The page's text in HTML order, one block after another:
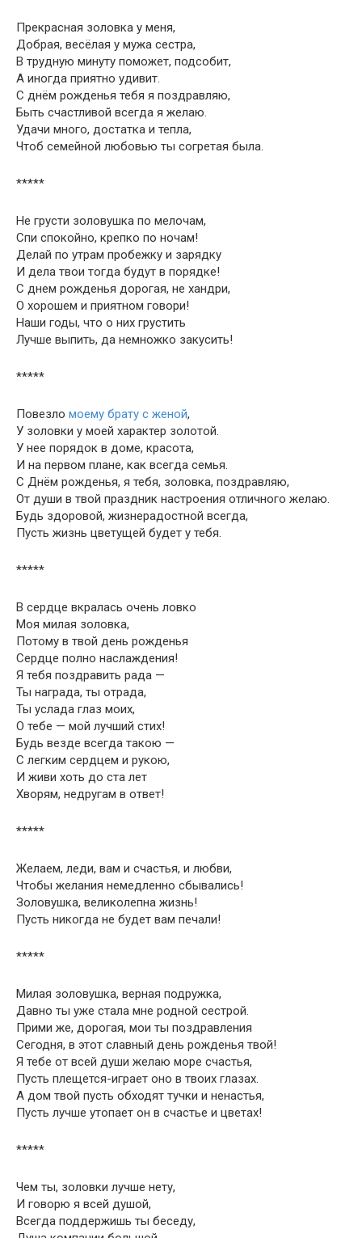
Прекрасная золовка у меня,
Добрая, весёлая у мужа сестра,
В трудную минуту поможет, подсобит,
А иногда приятно удивит.
С днём рожденья тебя я поздравляю,
Быть счастливой всегда я желаю.
Удачи много, достатка и тепла,
Чтоб семейной любовью ты согретая была.
*****
Не грусти золовушка по мелочам,
Спи спокойно, крепко по ночам!
Делай по утрам пробежку и зарядку
И дела твои тогда будут в порядке!
С днем рожденья дорогая, не хандри,
О хорошем и приятном говори!
Наши годы, что о них грустить
Лучше выпить, да немножко закусить!
*****
Повезло моему брату с женой,
У золовки у моей характер золотой.
У нее порядок в доме, красота,
И на первом плане, как всегда семья.
С Днём рожденья, я тебя, золовка, поздравляю,
От души в твой праздник настроения отличного желаю.
Будь здоровой, жизнерадостной всегда,
Пусть жизнь цветущей будет у тебя.
*****
В сердце вкралась очень ловко
Моя милая золовка,
Потому в твой день рожденья
Сердце полно наслаждения!
Я тебя поздравить рада —
Ты награда, ты отрада,
Ты услада глаз моих,
О тебе — мой лучший стих!
Будь везде всегда такою —
С легким сердцем и рукою,
И живи хоть до ста лет
Хворям, недругам в ответ!
*****
Желаем, леди, вам и счастья, и любви,
Чтобы желания немедленно сбывались!
Золовушка, великолепна жизнь!
Пусть никогда не будет вам печали!
*****
Милая золовушка, верная подружка,
Давно ты уже стала мне родной сестрой.
Прими же, дорогая, мои ты поздравления
Сегодня, в этот славный день рожденья твой!
Я тебе от всей души желаю море счастья,
Пусть плещется-играет оно в твоих глазах.
А дом твой пусть обходят тучки и ненастья,
Пусть лучше утопает он в счастье и цветах!
*****
Чем ты, золовки лучше нету,
И говорю я всей душой,
Всегда поддержишь ты беседу,